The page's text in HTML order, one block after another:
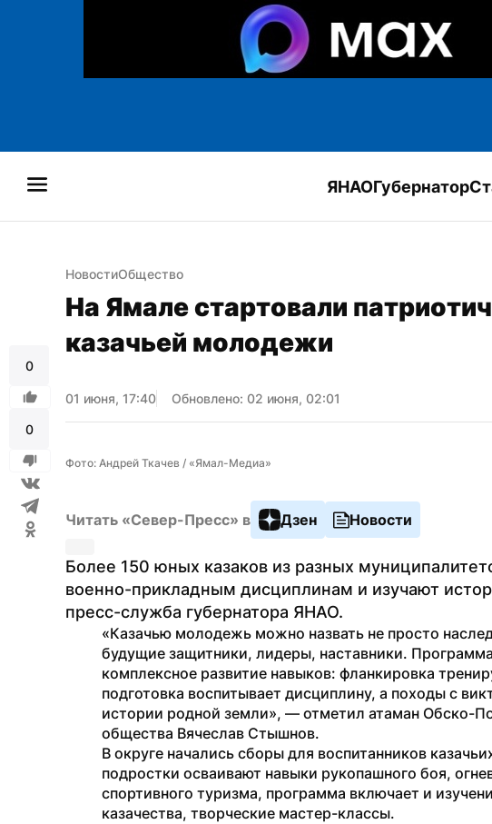
ЯНАОГубернатор
0
0
НовостиОбщество
На Ямале стартовали
казачьей молодежи
01 июня, 17:40 Обновлено: 02 июня, 02:01
Фото: Андрей Ткачев / «Ямал-Медиа»
Читать «Север-Пресс» в Дзен Новости
Более 150 юных казаков из разных
военно-прикладным дисциплинам и изучают
пресс-служба губернатора ЯНАО.
«Казачью молодежь можно назвать не просто
будущие защитники, лидеры, наставники.
комплексное развитие навыков: фланкировка
подготовка воспитывает дисциплину, а походы с
истории родной земли», — отметил атаман Обско-
общества Вячеслав Стышнов.
В округе начались сборы для воспитанников
подростки осваивают навыки рукопашного боя,
спортивного туризма, программа включает и
казачества, творческие мастер-классы.